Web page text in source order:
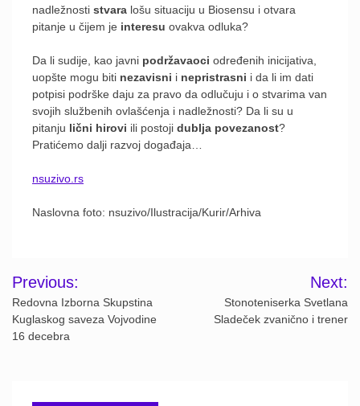
nadležnosti stvara lošu situaciju u Biosensu i otvara
pitanje u čijem je interesu ovakva odluka?
Da li sudije, kao javni podržavaoci određenih inicijativa,
uopšte mogu biti nezavisni i nepristrasni i da li im dati
potpisi podrške daju za pravo da odlučuju i o stvarima van
svojih službenih ovlašćenja i nadležnosti? Da li su u
pitanju lični hirovi ili postoji dublja povezanost?
Pratićemo dalji razvoj događaja…
nsuzivo.rs
Naslovna foto: nsuzivo/Ilustracija/Kurir/Arhiva
Post
navigation
Previous:
Redovna Izborna Skupstina
Kuglaskog saveza Vojvodine
16 decebra
Next:
Stonoteniserka Svetlana
Sladeček zvanično i trener